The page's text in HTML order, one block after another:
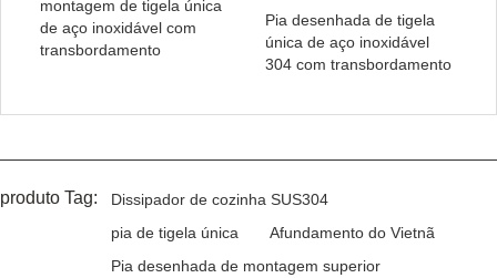
montagem de tigela única
de aço inoxidável com
transbordamento
Pia desenhada de tigela
única de aço inoxidável
304 com transbordamento
produto Tag:
Dissipador de cozinha SUS304
pia de tigela única
Afundamento do Vietnã
Pia desenhada de montagem superior